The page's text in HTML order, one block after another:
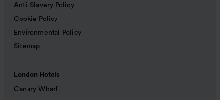
Anti-Slavery Policy
Cookie Policy
Environmental Policy
Sitemap
London Hotels
Canary Wharf